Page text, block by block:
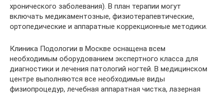
хронического заболевания). В план терапии могут
включать медикаментозные, физиотерапевтические,
ортопедические и аппаратные коррекционные методики.
Клиника Подологии в Москве оснащена всем
необходимым оборудованием экспертного класса для
диагностики и лечения патологий ногтей. В медицинском
центре выполняются все необходимые виды
физиопроцедур, лечебная аппаратная чистка, лазерная